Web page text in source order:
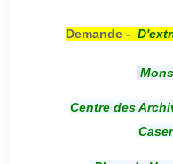
Demande - D'e
Centre des